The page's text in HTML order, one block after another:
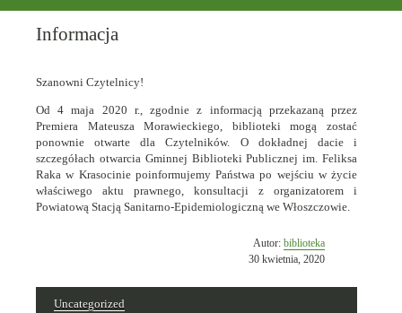
Informacja
Szanowni Czytelnicy!
Od 4 maja 2020 r., zgodnie z informacją przekazaną przez
Premiera Mateusza Morawieckiego, biblioteki mogą zostać
ponownie otwarte dla Czytelników. O dokładnej dacie i
szczegółach otwarcia Gminnej Biblioteki Publicznej im. Feliksa
Raka w Krasocinie poinformujemy Państwa po wejściu w życie
właściwego aktu prawnego, konsultacji z organizatorem i
Powiatową Stacją Sanitarno-Epidemiologiczną we Włoszczowie.
Autor:bibliotekaOpublikowano
w
30 kwietnia, 2020
Uncategorized